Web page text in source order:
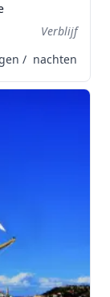
Verblijf
/ nachten